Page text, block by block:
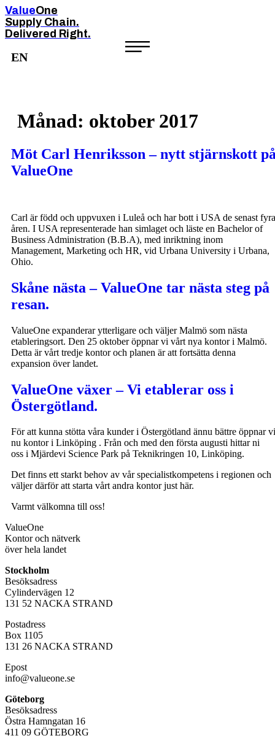
Hoppa
till
innehåll
ValueOne
Supply Chain.
Delivered Right.
EN
Månad: oktober 2017
Möt Carl Henriksson – nytt stjärnskott
ValueOne
Carl är född och uppvuxen i Luleå och har bott i USA de senast fyra
åren. I USA representerade han simlaget och läste en Bachelor of
Business Administration (B.B.A), med inriktning inom
Management, Marketing och HR, vid Urbana University i Urbana,
Ohio.
Skåne nästa – ValueOne tar nästa steg på
resan.
ValueOne expanderar ytterligare och väljer Malmö som nästa
etableringsort. Den 25 oktober öppnar vi vårt nya kontor i Malmö.
Detta är vårt tredje kontor och planen är att fortsätta denna
expansion över landet.
ValueOne växer – Vi etablerar oss i
Östergötland.
För att kunna stötta våra kunder i Östergötland ännu bättre öppnar vi
nu kontor i Linköping . Från och med den första augusti hittar ni
oss i Mjärdevi Science Park på Teknikringen 10, Linköping.
Det finns ett starkt behov av vår specialistkompetens i regionen och
väljer därför att starta vårt andra kontor just här.
Varmt välkomna till oss!
ValueOne
Kontor och nätverk
över hela landet
Stockholm
Besöksadress
Cylindervägen 12
131 52 NACKA STRAND
Postadress
Box 1105
131 26 NACKA STRAND
Epost
info@valueone.se
Göteborg
Besöksadress
Östra Hamngatan 16
411 09 GÖTEBORG